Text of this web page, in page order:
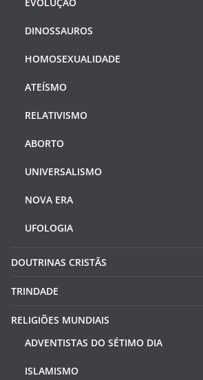
DINOSSAUROS
HOMOSEXUALIDADE
ATEÍSMO
RELATIVISMO
ABORTO
UNIVERSALISMO
NOVA ERA
UFOLOGIA
DOUTRINAS CRISTÃS
TRINDADE
RELIGIÕES MUNDIAIS
ADVENTISTAS DO SÉTIMO DIA
ISLAMISMO